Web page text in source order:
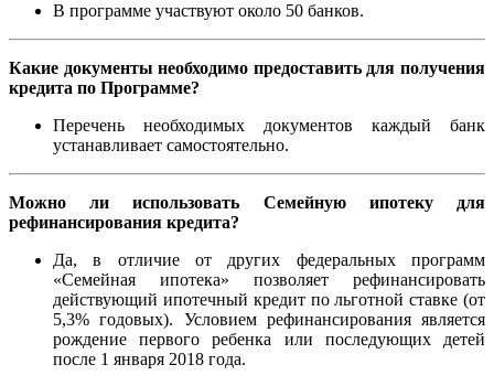
В программе участвуют около 50 банков.
Какие документы необходимо предоставить для получения
кредита по Программе?
Перечень необходимых документов каждый банк
устанавливает самостоятельно.
Можно ли использовать Семейную ипотеку для
рефинансирования кредита?
Да, в отличие от других федеральных программ
«Семейная ипотека» позволяет рефинансировать
действующий ипотечный кредит по льготной ставке (от
5,3% годовых). Условием рефинансирования является
рождение первого ребенка или последующих детей
после 1 января 2018 года.